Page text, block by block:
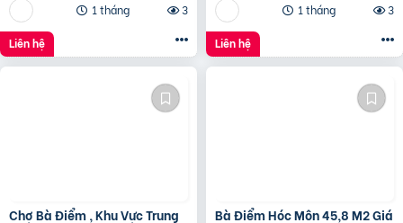
1 tháng
3
Liên hệ
1 tháng
3
Liên hệ
Chợ Bà Điểm , Khu Vực Trung
Bà Điểm Hóc Môn 45,8 M2 Giá